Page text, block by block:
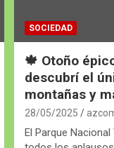
SOCIEDAD
🍁 Otoño
descubrí el
montañas y
28/05/2025
El Parque